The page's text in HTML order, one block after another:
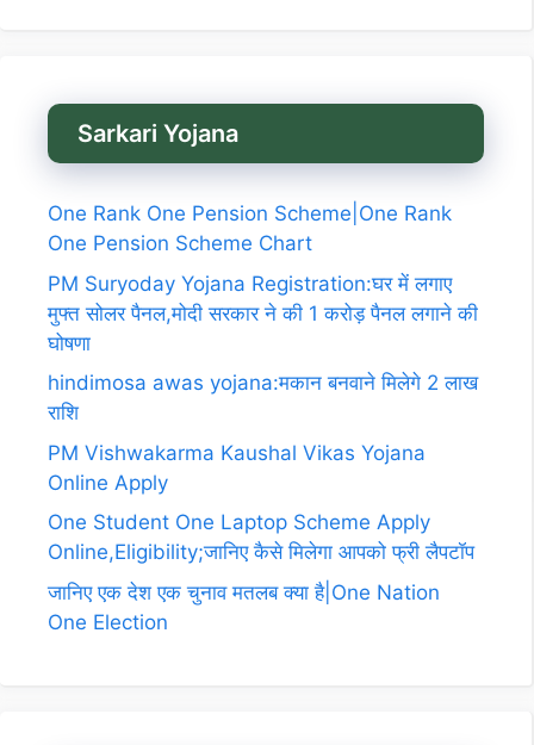
Sarkari Yojana
One Rank One Pension Scheme|One Rank
One Pension Scheme Chart
PM Suryoday Yojana Registration:घर में लगाए
मुफ्त सोलर पैनल,मोदी सरकार ने की 1 करोड़ पैनल लगाने की
घोषणा
hindimosa awas yojana:मकान बनवाने मिलेगे 2 लाख
राशि
PM Vishwakarma Kaushal Vikas Yojana
Online Apply
One Student One Laptop Scheme Apply
Online,Eligibility;जानिए कैसे मिलेगा आपको फ्री लैपटॉप
जानिए एक देश एक चुनाव मतलब क्या है|One Nation
One Election